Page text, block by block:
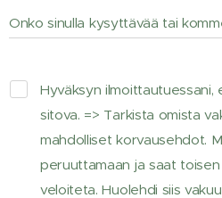
Onko sinulla kysyttävää tai
ihmeessä!
Hyväksyn
sitova. => Tarkista omista
mahdolliset korvausehdot.
peruuttamaan ja saat
veloiteta. Huolehdi siis